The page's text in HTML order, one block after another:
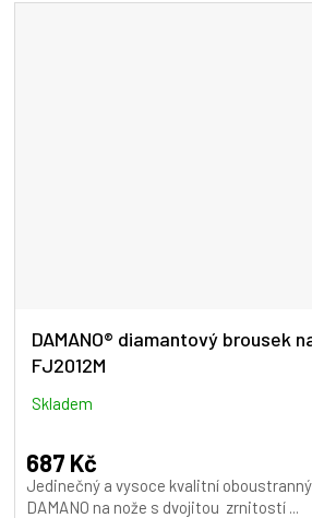
DAMANO® diamantový brousek
FJ2012M
Skladem
687 Kč
Jedinečný a vysoce kvalitní
DAMANO na nože s dvojitou zrnitostí ...